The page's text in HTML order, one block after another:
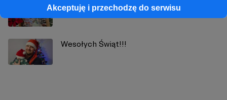
Akceptuję i przechodzę do serwisu
Świąteczne upominki
Wesołych Świąt!!!